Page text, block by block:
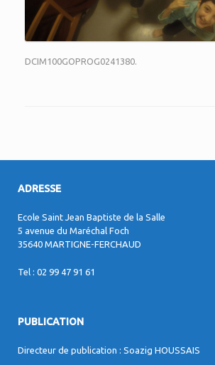
DCIM100GOPROG0241380.
ADRESSE
Ecole Saint Jean Baptiste de la Salle
5 avenue du Maréchal Foch
35640 MARTIGNE-FERCHAUD
Tel : 02 99 47 91 61
PUBLICATION
Directeur de publication : Soazig HOUSSAIS